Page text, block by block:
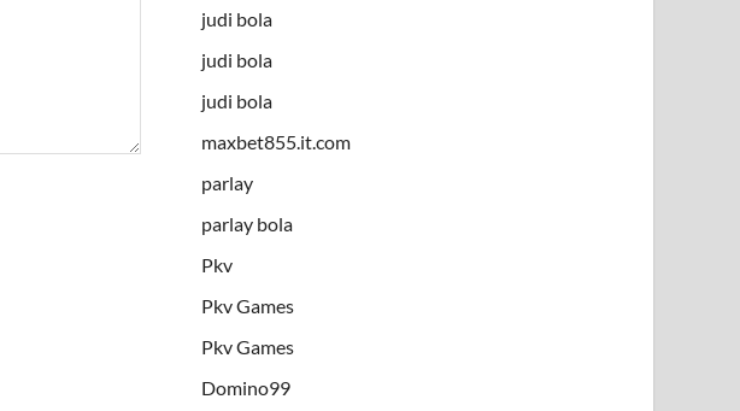
judi bola
judi bola
judi bola
maxbet855.it.com
parlay
parlay bola
Pkv
Pkv Games
Pkv Games
Domino99